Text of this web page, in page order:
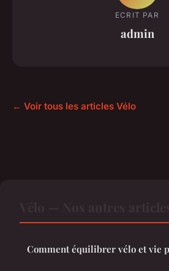
ECRIT PAR
admin
← Voir tous les articles Vélo
Comment équilibrer vélo et vie